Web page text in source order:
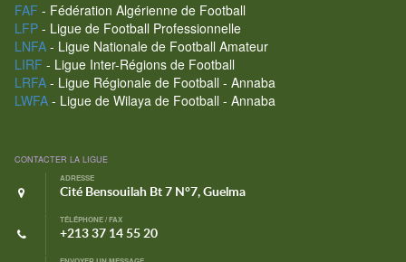
FAF - Fédération Algérienne de Football
LFP- Ligue de Football Professionnelle
LNFA- Ligue Nationale de Football Amateur
LIRF - Ligue Inter-Régions de Football
LRFA- Ligue Régionale de Football - Annaba
LWFA- Ligue de Wilaya de Football - Annaba
CONTACTER LA LIGUE
ADRESSE
Cité Bensouilah Bt 7 N°7, Guelma
TÉLÉPHONE / FAX
+213 37 14 55 20